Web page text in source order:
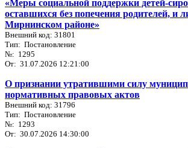
«Меры социальной поддержки детей-
оставшихся без попечения родителей, и
Мирнинском районе»
Внешний код: 31801
Тип: Постановление
№: 1295
От: 31.07.2026 12:21:00
О признании утратившими силу
нормативных правовых актов
Внешний код: 31796
Тип: Постановление
№: 1293
От: 30.07.2026 14:30:00